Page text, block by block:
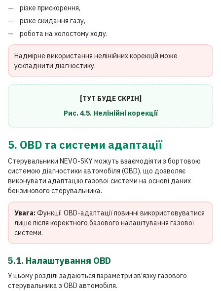
різке прискорення,
різке скидання газу,
робота на холостому ходу.
Надмірне використання нелінійних корекцій може
ускладнити діагностику.
[ТУТ БУДЕ СКРІН]
Рис. 4.5. Нелінійні корекції
5. OBD та системи адаптації
Стерувальники NEVO-SKY можуть взаємодіяти з бортовою
системою діагностики автомобіля (OBD), що дозволяє
виконувати адаптацію газової системи на основі даних
бензинового стерувальника.
Увага:Функції OBD-адаптації повинні використовуватися
лише після коректного базового налаштування газової
системи.
5.1. Налаштування OBD
У цьому розділі задаються параметри зв’язку газового
стерувальника з OBD автомобіля.